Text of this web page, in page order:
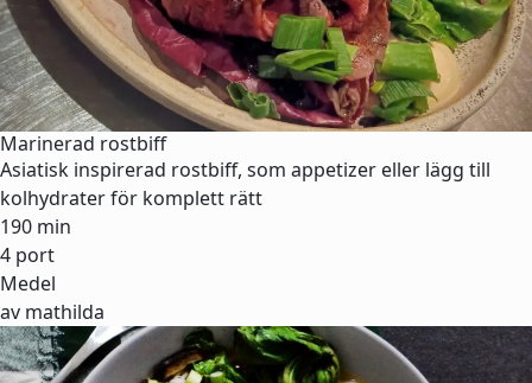
Marinerad rostbiff
Asiatisk inspirerad rostbiff, som appetizer eller lägg till
kolhydrater för komplett rätt
190 min
4 port
Medel
av mathilda